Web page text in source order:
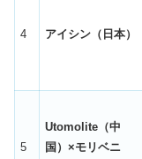
4 アイシン（日本）
5
Utomolite（中
国）×モリベニ